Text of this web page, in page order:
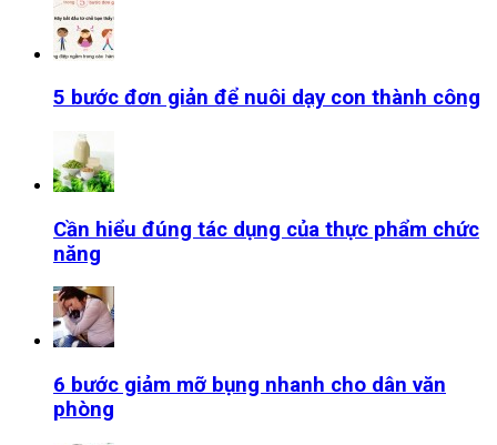
5 bước đơn giản để nuôi dạy con thành công
Cần hiểu đúng tác dụng của thực phẩm chức
năng
6 bước giảm mỡ bụng nhanh cho dân văn
phòng